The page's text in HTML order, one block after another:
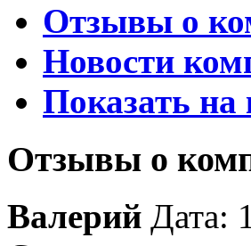
Отзывы о
Новости
Показать на
Отзывы о
Валерий Дата: